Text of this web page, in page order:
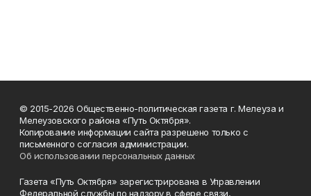
© 2015-2026 Общественно-политическая газета г. Мелеуза и
Мелеузовского района «Путь Октября».
Копирование информации сайта разрешено только с
письменного согласия администрации.
Об использовании персональных данных
Газета «Путь Октября» зарегистрирована в Управлении
Федеральной службы по надзору в сфере связи,